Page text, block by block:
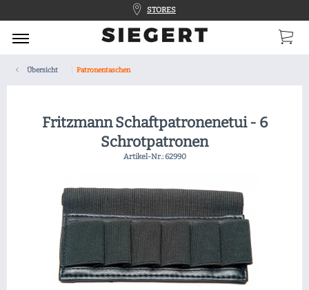
STORES
Übersicht Patronentaschen
Fritzmann Schaftpatronenetui - 6
Schrotpatronen
Artikel-Nr.:62990